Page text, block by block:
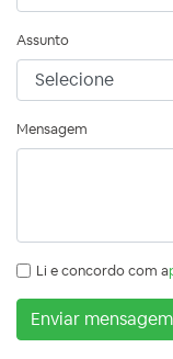
Assunto
Mensagem
Li e concordo com a
Enviar mensagem